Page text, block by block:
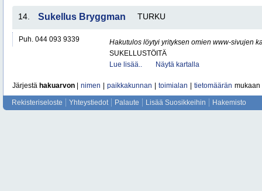
14. Sukellus Bryggman TURKU
Puh. 044 093 9339
Hakutulos löytyi yrityksen omien www-sivujen
SUKELLUSTÖITÄ
Lue lisää..
Näytä kartalla
Järjestä hakuarvon nimen paikkakunnan toimialan tietomäärän mukaan
Rekisteriseloste Yhteystiedot Palaute Lisää Suosikkeihin Hakemisto